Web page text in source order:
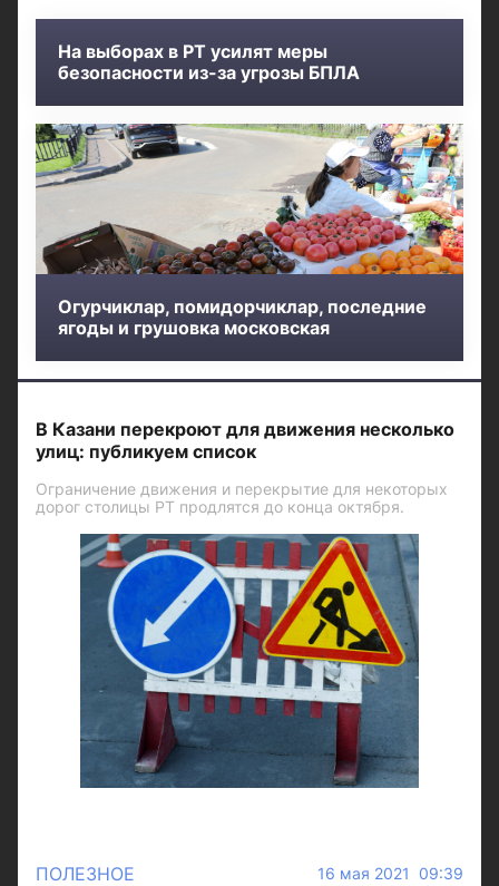
На выборах в РТ усилят меры
безопасности из-за угрозы БПЛА
Огурчиклар, помидорчиклар, последние
ягоды и грушовка московская
В Казани перекроют для движения несколько
улиц: публикуем список
Ограничение движения и перекрытие для некоторых
дорог столицы РТ продлятся до конца октября.
ПОЛЕЗНОЕ 16 мая 2021 09:39